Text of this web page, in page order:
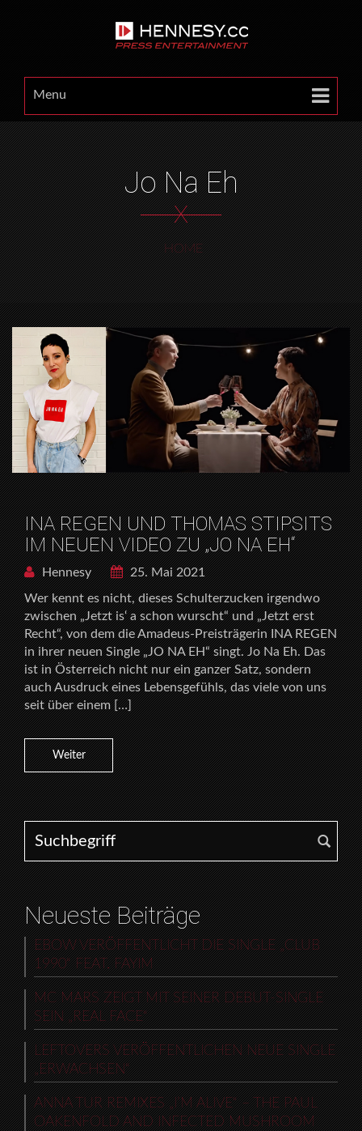
Menu
Jo Na Eh
X
HOME
INA REGEN UND THOMAS STIPSITS
IM NEUEN VIDEO ZU „JO NA EH“
Hennesy
25. Mai 2021
Wer kennt es nicht, dieses Schulterzucken irgendwo
zwischen „Jetzt is‘ a schon wurscht“ und „Jetzt erst
Recht“, von dem die Amadeus-Preisträgerin INA REGEN
in ihrer neuen Single „JO NA EH“ singt. Jo Na Eh. Das
ist in Österreich nicht nur ein ganzer Satz, sondern
auch Ausdruck eines Lebensgefühls, das viele von uns
seit über einem […]
Weiter
Search for:
Neueste Beiträge
EBOW VERÖFFENTLICHT DIE SINGLE „CLUB
1990“ FEAT. FAYIM
MC MARS ZEIGT MIT SEINER DEBUT-SINGLE
SEIN „REAL FACE“
LEFTOVERS VERÖFFENTLICHEN NEUE SINGLE
„ERWACHSEN“
ANNA TUR REMIXES „I’M ALIVE“ – THE PAUL
OAKENFOLD AND INFECTED MUSHROOM